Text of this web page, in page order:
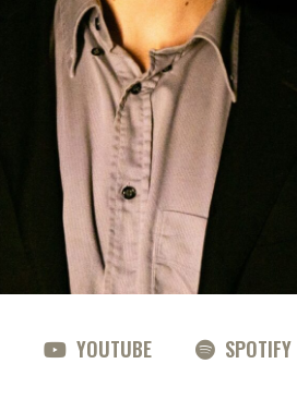
YOUTUBE SPOTIFY